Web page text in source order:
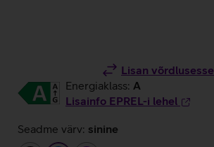
Lisan võrdlusesse
Energiaklass: A
Lisainfo EPREL-i lehel
Seadme värv: sinine